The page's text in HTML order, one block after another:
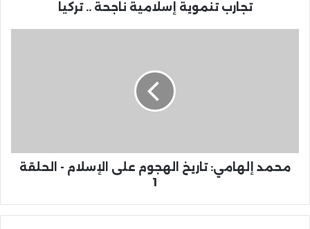
تجارب تنموية إسلامية ناجحة .. تركيا
محمد إلهامي: تاريخ الهجوم على الإسلام - الحلقة
1